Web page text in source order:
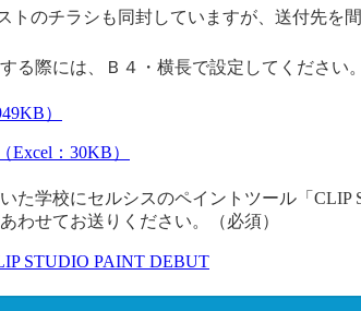
トのチラシも同封していますが、送付先を
には、Ｂ４・横長で設定してください。
）
Excel：30KB）
た学校にセルシスのペイントツール「
わせてお送りください。（必須）
STUDIO PAINT DEBUT